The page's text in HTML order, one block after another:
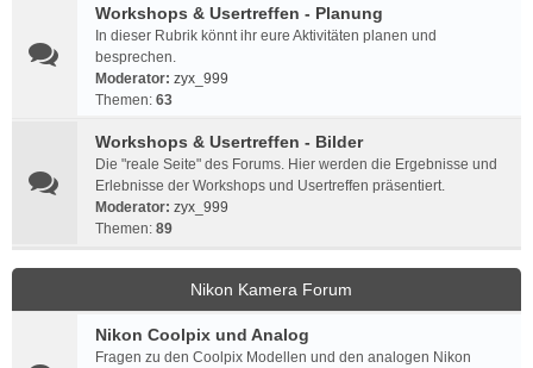
Workshops & Usertreffen - Planung
In dieser Rubrik könnt ihr eure Aktivitäten planen und
besprechen.
Moderator: zyx_999
Themen: 63
Workshops & Usertreffen - Bilder
Die "reale Seite" des Forums. Hier werden die Ergebnisse und
Erlebnisse der Workshops und Usertreffen präsentiert.
Moderator: zyx_999
Themen: 89
Nikon Kamera Forum
Nikon Coolpix und Analog
Fragen zu den Coolpix Modellen und den analogen Nikon